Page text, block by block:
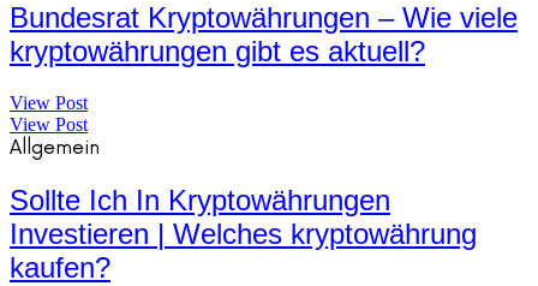
Bundesrat Kryptowährungen – Wie viele
kryptowährungen gibt es aktuell?
View Post
View Post
Allgemein
Sollte Ich In Kryptowährungen
Investieren | Welches kryptowährung
kaufen?